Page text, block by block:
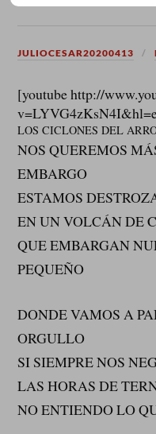
JULIOCESAR20200413
[youtube http://
LOS CICLONES DEL
NOS QUEREMOS
EMBARGO
ESTAMOS
EN UN VOLCÁN DE
QUE EMBARGAN
PEQUEÑO
DONDE VAMOS A
ORGULLO
SI SIEMPRE NOS
LAS HORAS DE
NO ENTIENDO LO